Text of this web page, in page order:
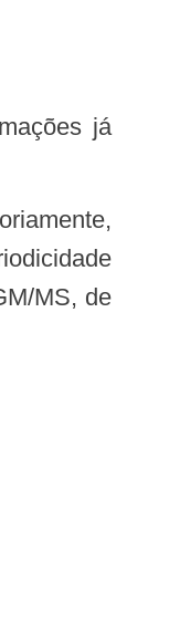
já
MS, de